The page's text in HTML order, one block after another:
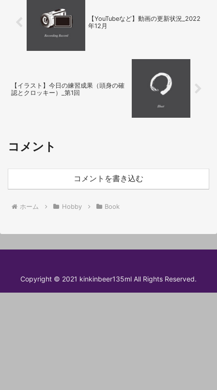
【YouTubeなど】動画の更新状況_2022
年12月
【イラスト】今日の練習成果（頭身の確
認とクロッキー）_第1回
コメント
コメントを書き込む
ホーム Hobby Book
Copyright © 2021 kinkinbeer135ml All Rights Reserved.